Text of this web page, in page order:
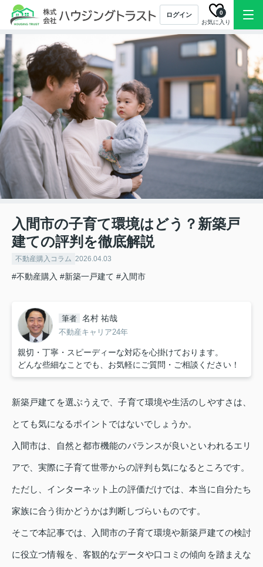
ログイン
お気に入り
0
入間市の子育て環境はどう？新築戸
建ての評判を徹底解説
不動産購入コラム 2026.04.03
#不動産購入 #新築一戸建て #入間市
筆者 名村 祐哉
不動産キャリア24年
親切・丁寧・スピーディーな対応を心掛けております。
どんな些細なことでも、お気軽にご質問・ご相談ください！
新築戸建てを選ぶうえで、子育て環境や生活のしやすさは、
とても気になるポイントではないでしょうか。
入間市は、自然と都市機能のバランスが良いといわれるエリ
アで、実際に子育て世帯からの評判も気になるところです。
ただし、インターネット上の評価だけでは、本当に自分たち
家族に合う街かどうかは判断しづらいものです。
そこで本記事では、入間市の子育て環境や新築戸建ての検討
に役立つ情報を、客観的なデータや口コミの傾向を踏まえな